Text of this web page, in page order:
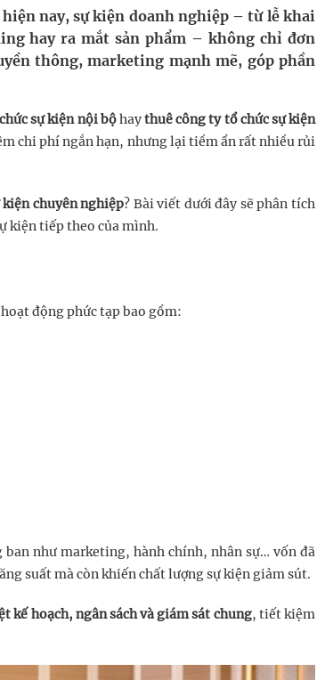
nay, sự kiện doanh nghiệp – từ lễ khai
hay ra mắt sản phẩm – không chỉ đơn
thông, marketing mạnh mẽ, góp phần
sự kiện nội bộhaythuê công ty tổ chức sự kiện
chi phí ngắn hạn, nhưng lại tiềm ẩn rất nhiều rủi
chuyên nghiệp? Bài viết dưới đây sẽ phân tích
kiện tiếp theo của mình.
động phức tạp bao gồm:
như marketing, hành chính, nhân sự… vốn đã
suất mà còn khiến chất lượng sự kiện giảm sút.
kế hoạch, ngân sách và giám sát chung, tiết kiệm